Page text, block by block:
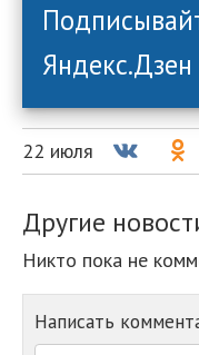
Яндекс.Дзен
22 июля
Другие
Никто пока не
Написать